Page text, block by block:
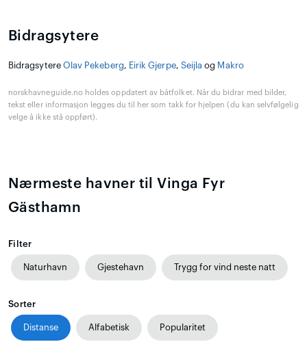
Bidragsytere
Bidragsytere Olav Pekeberg, Eirik Gjerpe, Seijla og Makro
norskhavneguide.no holdes oppdatert av båtfolket. Når du bidrar med bilder,
tekst eller informasjon legges du til her som takk for hjelpen (du kan selvfølgelig
velge å ikke stå oppført).
Nærmeste havner til Vinga Fyr
Gästhamn
Filter
Naturhavn Gjestehavn Trygg for vind neste natt
Sorter
Distanse Alfabetisk Popularitet